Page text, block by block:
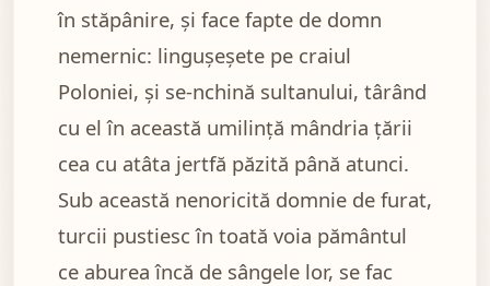
în stăpânire, și face fapte de domn
nemernic: lingușeșete pe craiul
Poloniei, și se-nchină sultanului, târând
cu el în această umilință mândria țării
cea cu atâta jertfă păzită până atunci.
Sub această nenoricită domnie de furat,
turcii pustiesc în toată voia pământul
ce aburea încă de sângele lor, se fac